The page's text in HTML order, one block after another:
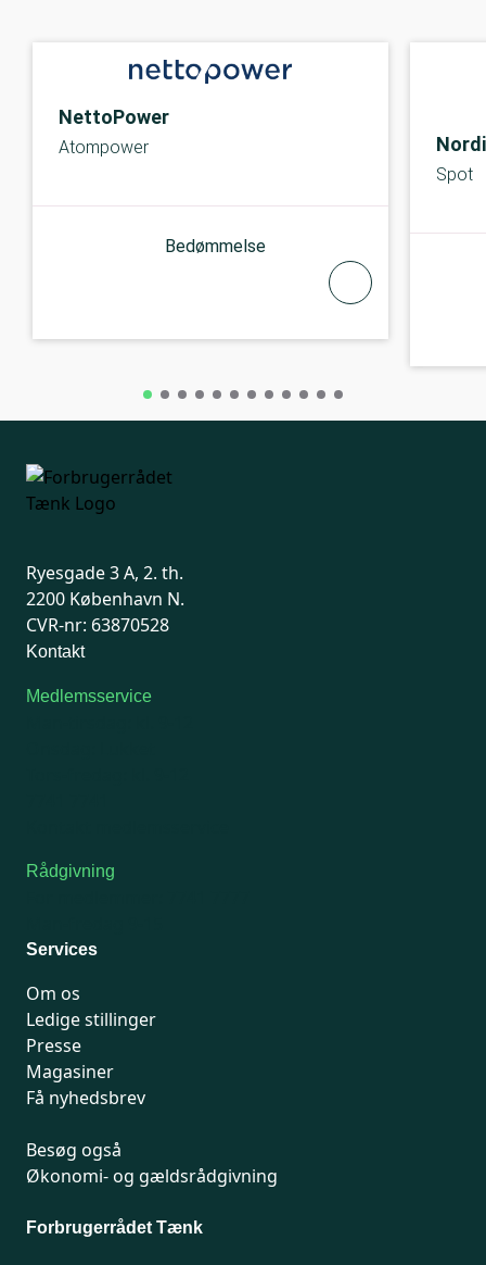
NettoPower
Atompower
Bedømmelse
Spot
Ryesgade 3 A, 2. th.
2200 København N.
CVR-nr: 63870528
Kontakt
Medlemsservice
Rådgivning
Services
Om os
Ledige stillinger
Presse
Magasiner
Få nyhedsbrev
Besøg også
Økonomi- og gældsrådgivning
Forbrugerrådet Tænk